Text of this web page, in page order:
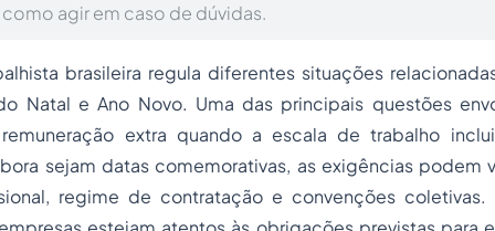
agir em caso de dúvidas.
brasileira regula diferentes situações
Natal e Ano Novo. Uma das principais questões
extra quando a escala de trabalho
sejam datas comemorativas, as exigências podem
regime de contratação e convenções coletivas.